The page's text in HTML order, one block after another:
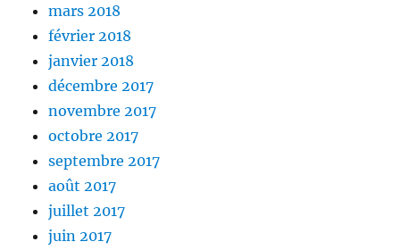
mars 2018
février 2018
janvier 2018
décembre 2017
novembre 2017
octobre 2017
septembre 2017
août 2017
juillet 2017
juin 2017